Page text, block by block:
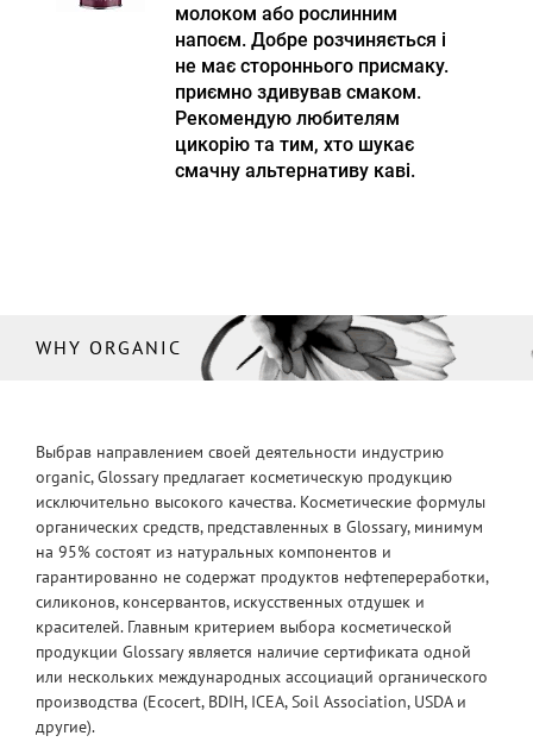
молоком або рослинним
напоєм. Добре розчиняється і
не має стороннього присмаку.
приємно здивував смаком.
Рекомендую любителям
цикорію та тим, хто шукає
смачну альтернативу каві.
WHY ORGANIC
Выбрав направлением своей деятельности индустрию
organic, Glossary предлагает косметическую продукцию
исключительно высокого качества. Косметические формулы
органических средств, представленных в Glossary, минимум
на 95% состоят из натуральных компонентов и
гарантированно не содержат продуктов нефтепереработки,
силиконов, консервантов, искусственных отдушек и
красителей. Главным критерием выбора косметической
продукции Glossary является наличие сертификата одной
или нескольких международных ассоциаций органического
производства (Ecocert, BDIH, ICEA, Soil Association, USDA и
другие).